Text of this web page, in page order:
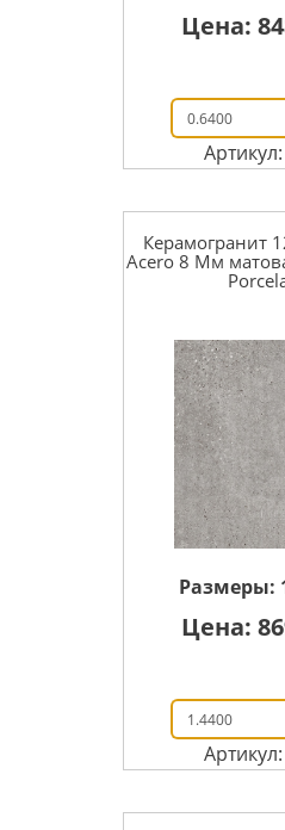
Цена:
Керамогранит
Acero 8 Мм
Размеры:
Цена: